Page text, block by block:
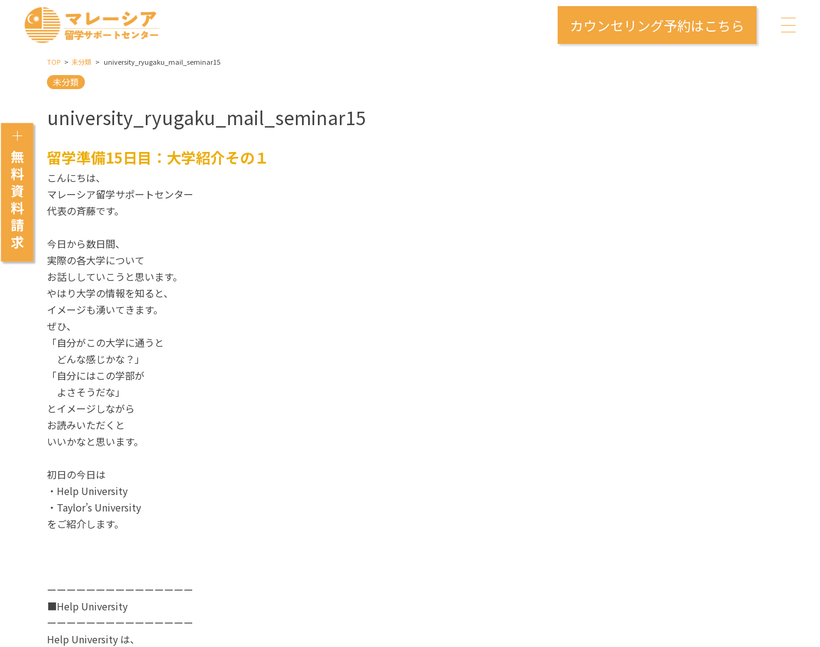
カウンセリング予約はこちら
TOP 未分類 university_ryugaku_mail_seminar15
未分類
university_ryugaku_mail_seminar15
留学準備15日目：大学紹介その１
こんにちは、
マレーシア留学サポートセンター
代表の斉藤です。
今日から数日間、
実際の各大学について
お話ししていこうと思います。
やはり大学の情報を知ると、
イメージも湧いてきます。
ぜひ、
「自分がこの大学に通うと
どんな感じかな？」
「自分にはこの学部が
よさそうだな」
とイメージしながら
お読みいただくと
いいかなと思います。
初日の今日は
・Help University
・Taylor’s University
をご紹介します。
ーーーーーーーーーーーーーーー
■Help University
ーーーーーーーーーーーーーーー
Help University は、